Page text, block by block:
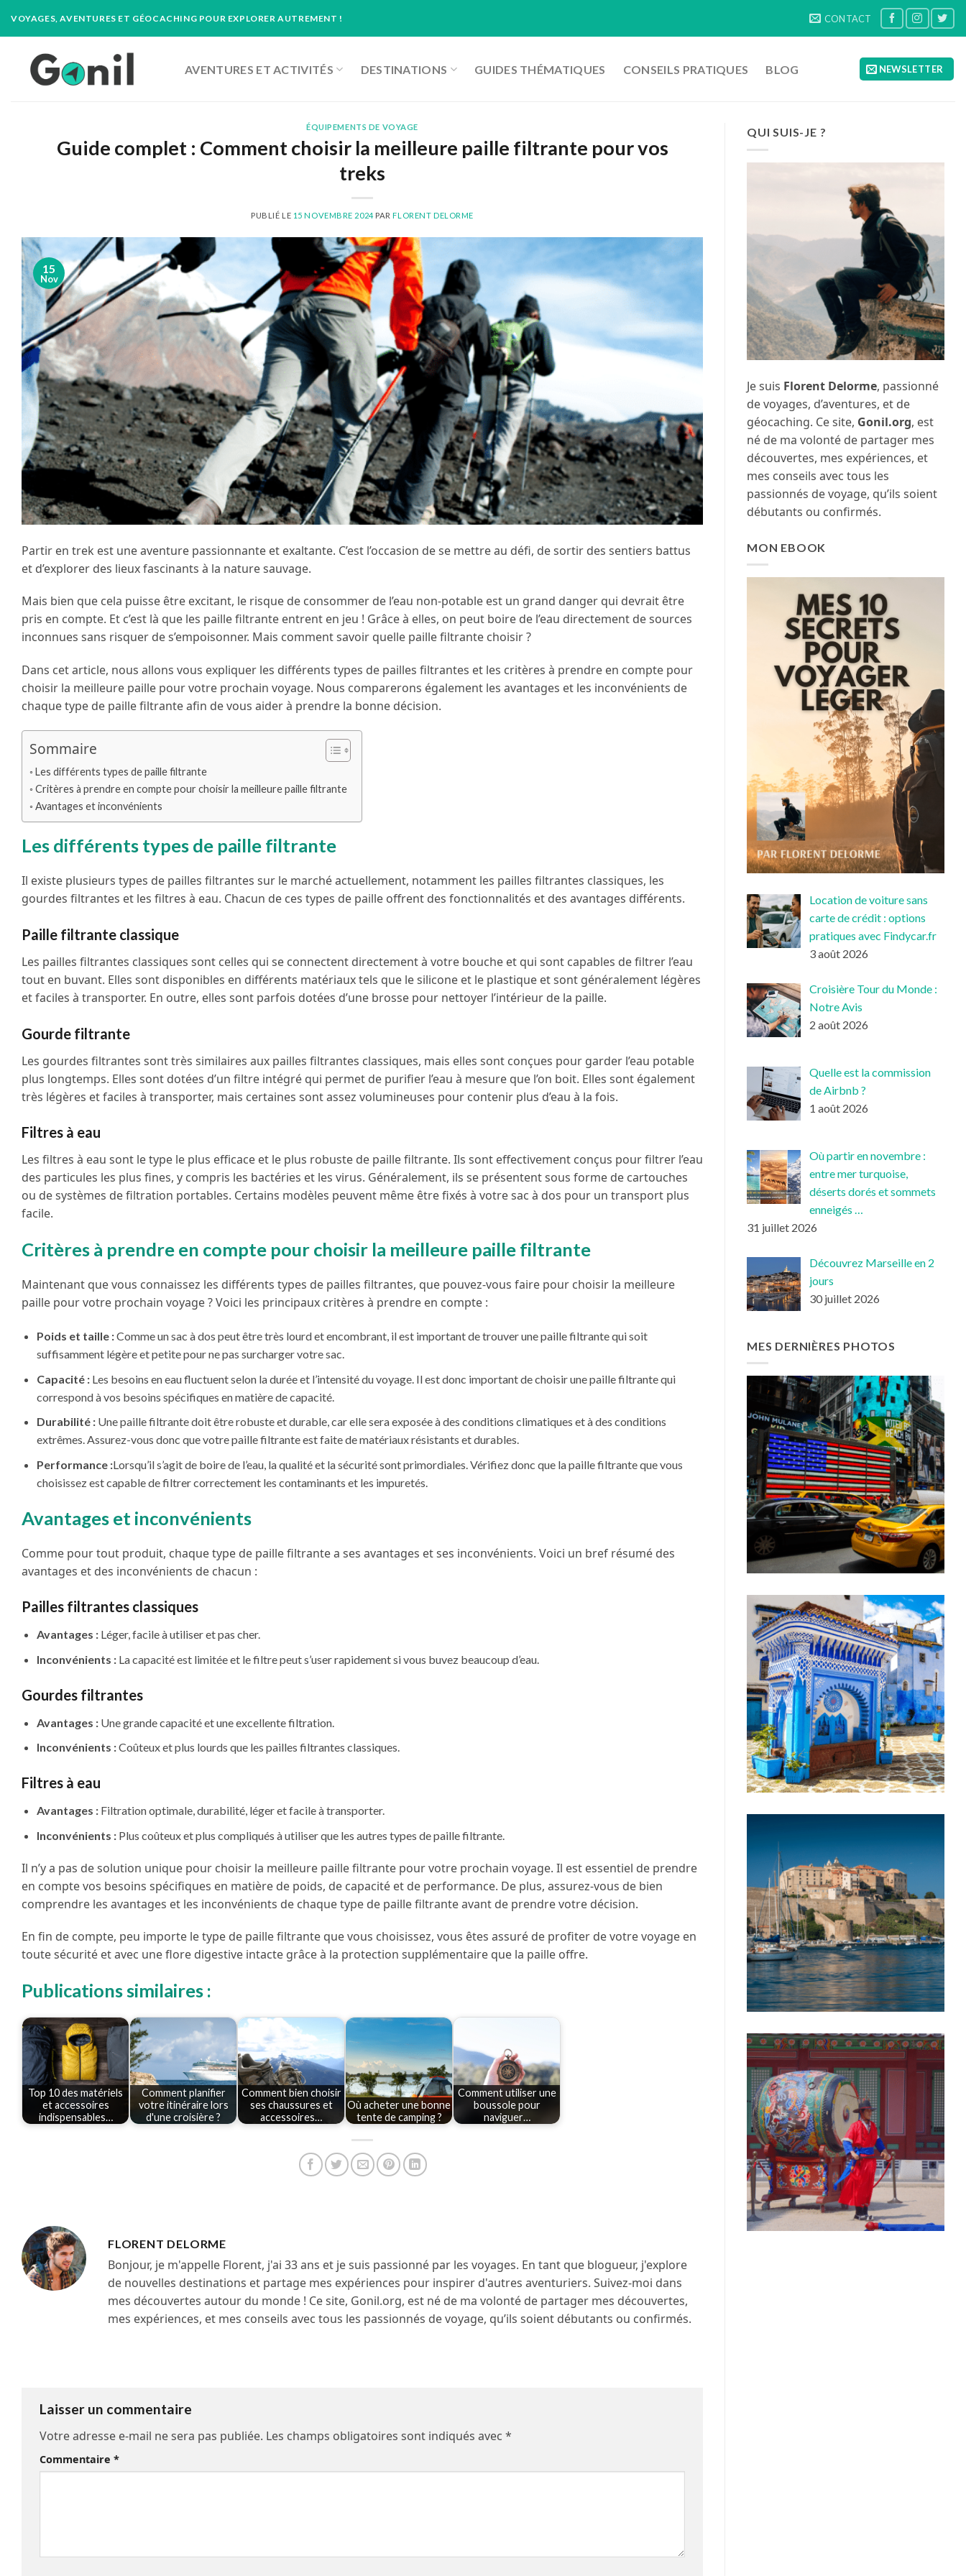
VOYAGES, AVENTURES ET GÉOCACHING POUR EXPLORER AUTREMENT ! CONTACT
AVENTURES ET ACTIVITÉS DESTINATIONS GUIDES THÉMATIQUES CONSEILS PRATIQUES BLOG NEWSLETTER
ÉQUIPEMENTS DE VOYAGE
Guide complet : Comment choisir la meilleure paille filtrante pour vos
treks
PUBLIÉ LE 15 NOVEMBRE 2024 PARFLORENT DELORME
15
Nov
Partir en trek est une aventure passionnante et exaltante. C’est l’occasion de se mettre au défi, de sortir des sentiers battus
et d’explorer des lieux fascinants à la nature sauvage.
Mais bien que cela puisse être excitant, le risque de consommer de l’eau non-potable est un grand danger qui devrait être
pris en compte. Et c’est là que les paille filtrante entrent en jeu ! Grâce à elles, on peut boire de l’eau directement de sources
inconnues sans risquer de s’empoisonner. Mais comment savoir quelle paille filtrante choisir ?
Dans cet article, nous allons vous expliquer les différents types de pailles filtrantes et les critères à prendre en compte pour
choisir la meilleure paille pour votre prochain voyage. Nous comparerons également les avantages et les inconvénients de
chaque type de paille filtrante afin de vous aider à prendre la bonne décision.
Sommaire
Les différents types de paille filtrante
Critères à prendre en compte pour choisir la meilleure paille filtrante
Avantages et inconvénients
Les différents types de paille filtrante
Il existe plusieurs types de pailles filtrantes sur le marché actuellement, notamment les pailles filtrantes classiques, les
gourdes filtrantes et les filtres à eau. Chacun de ces types de paille offrent des fonctionnalités et des avantages différents.
Paille filtrante classique
Les pailles filtrantes classiques sont celles qui se connectent directement à votre bouche et qui sont capables de filtrer l’eau
tout en buvant. Elles sont disponibles en différents matériaux tels que le silicone et le plastique et sont généralement légères
et faciles à transporter. En outre, elles sont parfois dotées d’une brosse pour nettoyer l’intérieur de la paille.
Gourde filtrante
Les gourdes filtrantes sont très similaires aux pailles filtrantes classiques, mais elles sont conçues pour garder l’eau potable
plus longtemps. Elles sont dotées d’un filtre intégré qui permet de purifier l’eau à mesure que l’on boit. Elles sont également
très légères et faciles à transporter, mais certaines sont assez volumineuses pour contenir plus d’eau à la fois.
Filtres à eau
Les filtres à eau sont le type le plus efficace et le plus robuste de paille filtrante. Ils sont effectivement conçus pour filtrer l’eau
des particules les plus fines, y compris les bactéries et les virus. Généralement, ils se présentent sous forme de cartouches
ou de systèmes de filtration portables. Certains modèles peuvent même être fixés à votre sac à dos pour un transport plus
facile.
Critères à prendre en compte pour choisir la meilleure paille filtrante
Maintenant que vous connaissez les différents types de pailles filtrantes, que pouvez-vous faire pour choisir la meilleure
paille pour votre prochain voyage ? Voici les principaux critères à prendre en compte :
Poids et taille :Comme un sac à dos peut être très lourd et encombrant, il est important de trouver une paille filtrante qui soit
suffisamment légère et petite pour ne pas surcharger votre sac.
Capacité :Les besoins en eau fluctuent selon la durée et l’intensité du voyage. Il est donc important de choisir une paille filtrante qui
correspond à vos besoins spécifiques en matière de capacité.
Durabilité :Une paille filtrante doit être robuste et durable, car elle sera exposée à des conditions climatiques et à des conditions
extrêmes. Assurez-vous donc que votre paille filtrante est faite de matériaux résistants et durables.
Performance :Lorsqu’il s’agit de boire de l’eau, la qualité et la sécurité sont primordiales. Vérifiez donc que la paille filtrante que vous
choisissez est capable de filtrer correctement les contaminants et les impuretés.
Avantages et inconvénients
Comme pour tout produit, chaque type de paille filtrante a ses avantages et ses inconvénients. Voici un bref résumé des
avantages et des inconvénients de chacun :
Pailles filtrantes classiques
Avantages :Léger, facile à utiliser et pas cher.
Inconvénients :La capacité est limitée et le filtre peut s’user rapidement si vous buvez beaucoup d’eau.
Gourdes filtrantes
Avantages :Une grande capacité et une excellente filtration.
Inconvénients :Coûteux et plus lourds que les pailles filtrantes classiques.
Filtres à eau
Avantages :Filtration optimale, durabilité, léger et facile à transporter.
Inconvénients :Plus coûteux et plus compliqués à utiliser que les autres types de paille filtrante.
Il n’y a pas de solution unique pour choisir la meilleure paille filtrante pour votre prochain voyage. Il est essentiel de prendre
en compte vos besoins spécifiques en matière de poids, de capacité et de performance. De plus, assurez-vous de bien
comprendre les avantages et les inconvénients de chaque type de paille filtrante avant de prendre votre décision.
En fin de compte, peu importe le type de paille filtrante que vous choisissez, vous êtes assuré de profiter de votre voyage en
toute sécurité et avec une flore digestive intacte grâce à la protection supplémentaire que la paille offre.
Publications similaires :
Top 10 des matériels
et accessoires
indispensables…
Comment planifier
votre itinéraire lors
d'une croisière ?
Comment bien choisir
ses chaussures et
accessoires…
Où acheter une bonne
tente de camping ?
Comment utiliser une
boussole pour
naviguer…
FLORENT DELORME
Bonjour, je m'appelle Florent, j'ai 33 ans et je suis passionné par les voyages. En tant que blogueur, j'explore
de nouvelles destinations et partage mes expériences pour inspirer d'autres aventuriers. Suivez-moi dans
mes découvertes autour du monde ! Ce site, Gonil.org, est né de ma volonté de partager mes découvertes,
mes expériences, et mes conseils avec tous les passionnés de voyage, qu’ils soient débutants ou confirmés.
Laisser un commentaire
Votre adresse e-mail ne sera pas publiée. Les champs obligatoires sont indiqués avec *
Commentaire *
QUI SUIS-JE ?
Je suis Florent Delorme, passionné
de voyages, d’aventures, et de
géocaching. Ce site, Gonil.org, est
né de ma volonté de partager mes
découvertes, mes expériences, et
mes conseils avec tous les
passionnés de voyage, qu’ils soient
débutants ou confirmés.
MON EBOOK
Location de voiture sans
carte de crédit : options
pratiques avec Findycar.fr
3 août 2026
Croisière Tour du Monde :
Notre Avis
2 août 2026
Quelle est la commission
de Airbnb ?
1 août 2026
Où partir en novembre :
entre mer turquoise,
déserts dorés et sommets
enneigés …
31 juillet 2026
Découvrez Marseille en 2
jours
30 juillet 2026
MES DERNIÈRES PHOTOS